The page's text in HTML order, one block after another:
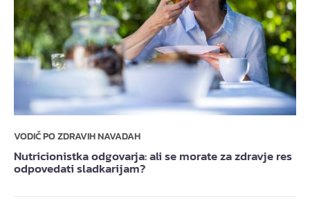
VODIČ PO ZDRAVIH NAVADAH
Nutricionistka odgovarja: ali se morate za zdravje res
odpovedati sladkarijam?